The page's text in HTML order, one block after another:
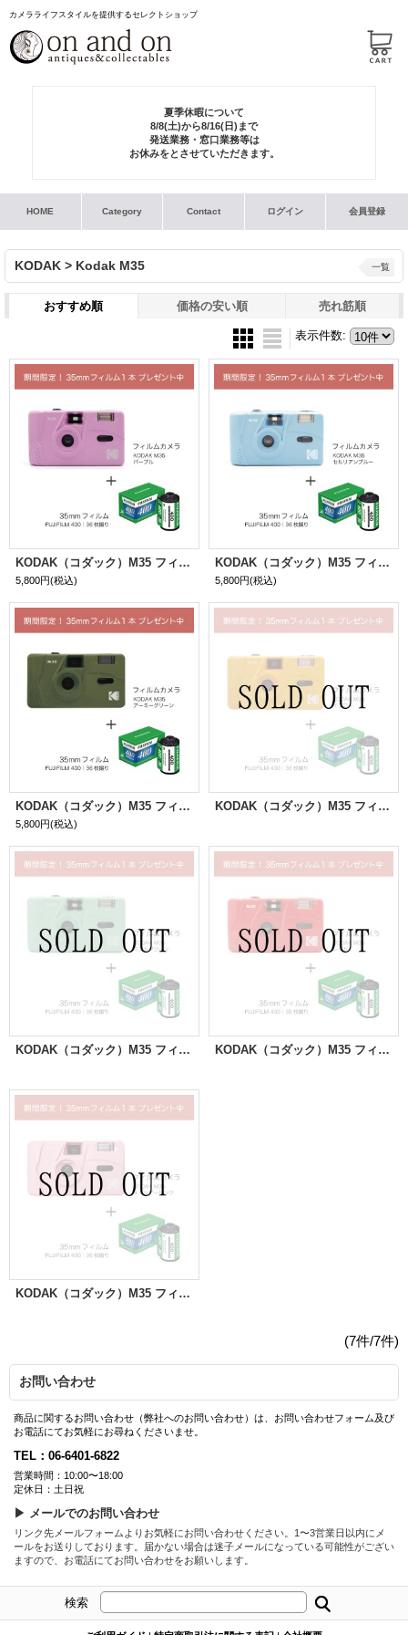
カメラライフスタイルを提供するセレクトショップ
夏季休暇について
8/8(土)から8/16(日)まで
発送業務・窓口業務等は
お休みをとさせていただきます。
HOME Category Contact ログイン 会員登録
KODAK > Kodak M35 一覧
おすすめ順 価格の安い順 売れ筋順
表示件数:
KODAK（コダック）M35 フィルムカメラ｜パープル ＋ FUJIFILM400 36枚撮り｜1本パック プレゼント中！
5,800円(税込)
KODAK（コダック）M35 フィルムカメラ｜セルリアンブルー ＋ FUJIFILM400 36枚撮り｜1本パック プレゼント中！
5,800円(税込)
KODAK（コダック）M35 フィルムカメラ｜アーミーグリーン ＋ FUJIFILM400 36枚撮り｜1本パック プレゼント中！
5,800円(税込)
KODAK（コダック）M35 フィルムカメラ｜イエロー ＋ FUJIFILM400 36枚撮り｜1本パック プレゼント中！
KODAK（コダック）M35 フィルムカメラ｜ミントグリーン ＋ FUJIFILM400 36枚撮り｜1本パック プレゼント中！ KODAK（コダック）M35 フィルムカメラ｜レッド ＋ FUJIFILM400 36枚撮り｜1本パック プレゼント中！
KODAK（コダック）M35 フィルムカメラ｜キャンデーピンク ＋ FUJIFILM400 36枚撮り｜1本パック プレゼント中！
(7件/7件)
お問い合わせ
商品に関するお問い合わせ（弊社へのお問い合わせ）は、お問い合わせフォーム及び
お電話にてお気軽にお尋ねくださいませ。
TEL：06-6401-6822
営業時間：10:00〜18:00
定休日：土日祝
▶ メールでのお問い合わせ
リンク先メールフォームよりお気軽にお問い合わせください。1〜3営業日以内にメ
ールをお送りしております。届かない場合は迷子メールになっている可能性がござい
ますので、お電話にてお問い合わせをお願いします。
検索